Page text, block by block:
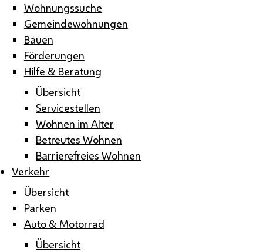
Wohnungssuche
Gemeindewohnungen
Bauen
Förderungen
Hilfe & Beratung
Übersicht
Servicestellen
Wohnen im Alter
Betreutes Wohnen
Barrierefreies Wohnen
Verkehr
Übersicht
Parken
Auto & Motorrad
Übersicht